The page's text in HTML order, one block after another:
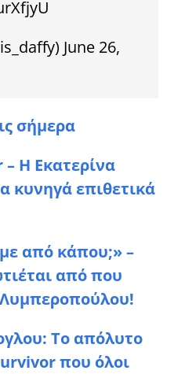
June 26,
σήμερα
Η Εκατερίνα
κυνηγά επιθετικά
από κάπου;» –
από που
Tο απόλυτο
που όλοι